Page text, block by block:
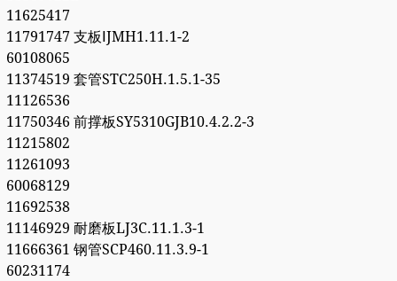
11625417
11791747 支板ⅠJMH1.11.1-2
60108065
11374519 套管STC250H.1.5.1-35
11126536
11750346 前撑板SY5310GJB10.4.2.2-3
11215802
11261093
60068129
11692538
11146929 耐磨板LJ3C.11.1.3-1
11666361 钢管SCP460.11.3.9-1
60231174